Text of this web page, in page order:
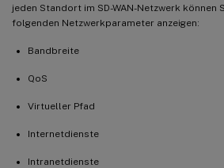
jeden Standort im SD-WAN-Netzwerk können
folgenden Netzwerkparameter anzeigen:
Bandbreite
QoS
Virtueller Pfad
Internetdienste
Intranetdienste